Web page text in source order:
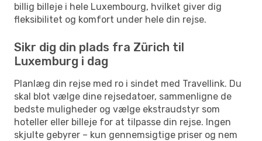
billig billeje i hele Luxembourg, hvilket giver dig
fleksibilitet og komfort under hele din rejse.
Sikr dig din plads fra Zürich til
Luxemburg i dag
Planlæg din rejse med ro i sindet med Travellink. Du
skal blot vælge dine rejsedatoer, sammenligne de
bedste muligheder og vælge ekstraudstyr som
hoteller eller billeje for at tilpasse din rejse. Ingen
skjulte gebyrer – kun gennemsigtige priser og nem